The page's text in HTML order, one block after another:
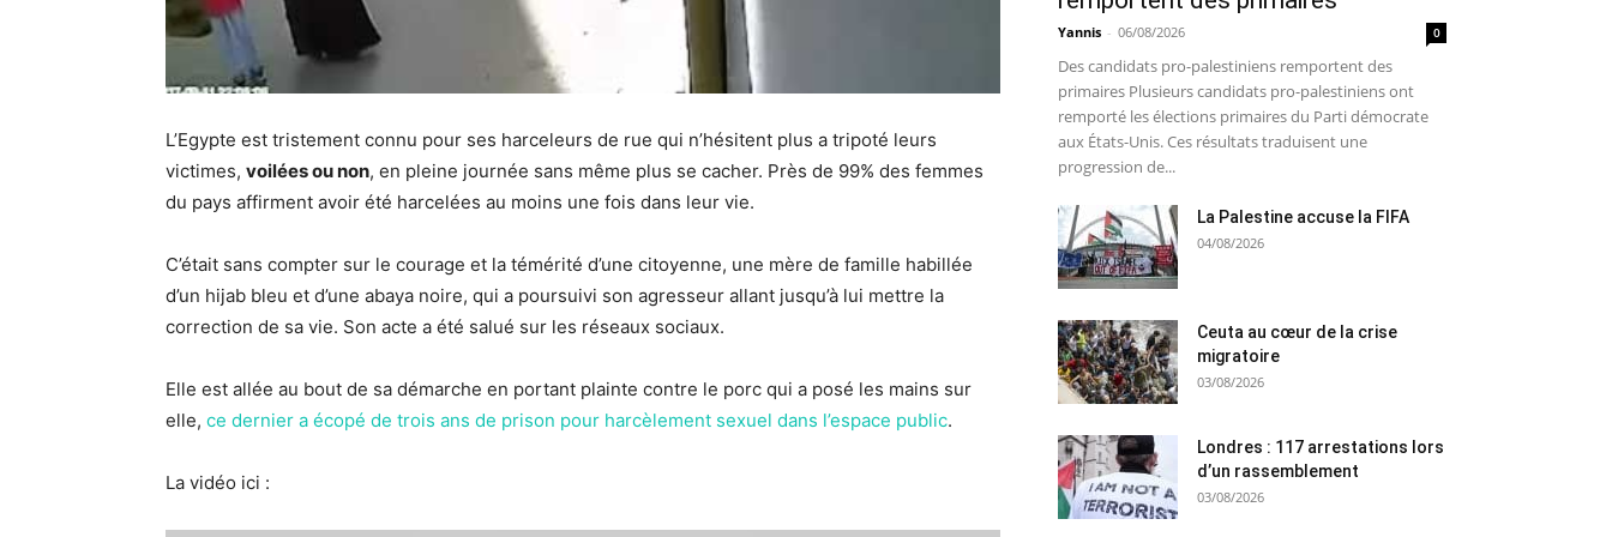
L’Egypte est tristement connu pour ses harceleurs de rue qui n’hésitent plus a tripoté leurs
victimes, voilées ou non, en pleine journée sans même plus se cacher. Près de 99% des femmes
du pays affirment avoir été harcelées au moins une fois dans leur vie.
C’était sans compter sur le courage et la témérité d’une citoyenne, une mère de famille habillée
d’un hijab bleu et d’une abaya noire, qui a poursuivi son agresseur allant jusqu’à lui mettre la
correction de sa vie. Son acte a été salué sur les réseaux sociaux.
Elle est allée au bout de sa démarche en portant plainte contre le porc qui a posé les mains sur
elle, ce dernier a écopé de trois ans de prison pour harcèlement sexuel dans l’espace public.
La vidéo ici :
Yannis - 06/08/2026 0
Des candidats pro-palestiniens remportent des
primaires Plusieurs candidats pro-palestiniens ont
remporté les élections primaires du Parti démocrate
aux États-Unis. Ces résultats traduisent une
progression de...
La Palestine accuse la FIFA
04/08/2026
Ceuta au cœur de la crise
migratoire
03/08/2026
Londres : 117 arrestations lors
d’un rassemblement
03/08/2026